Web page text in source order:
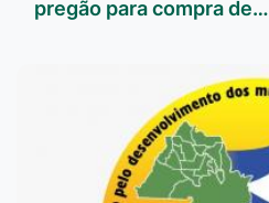
pregão para compra de…